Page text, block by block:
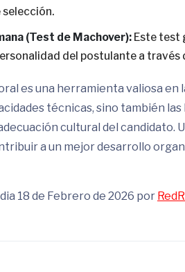
selección.
(Test de Machover): Este test
del postulante a través
es una herramienta valiosa en
técnicas, sino también las
cultural del candidato.
a un mejor desarrollo
18 de Febrero de 2026 por